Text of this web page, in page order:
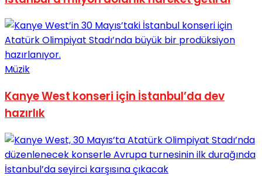
View All Result
Müzik
Kanye West konseri için İstanbul’da dev
hazırlık